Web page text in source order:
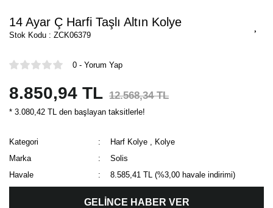
14 Ayar Ç Harfi Taşlı Altın Kolye
Stok Kodu : ZCK06379
0 - Yorum Yap
8.850,94 TL 12.568,34 TL
* 3.080,42 TL den başlayan taksitlerle!
Kategori Harf Kolye
Kolye
Marka
Solis
Havale
8.585,41 TL (%3,00 havale indirimi)
GELİNCE HABER VER